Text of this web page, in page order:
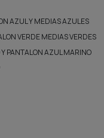
AZUL Y MEDIAS AZULES
VERDE MEDIAS VERDES
PANTALON AZUL MARINO